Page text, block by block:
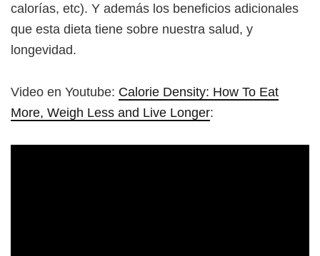
calorías, etc). Y además los beneficios adicionales
que esta dieta tiene sobre nuestra salud, y
longevidad.
Video en Youtube: Calorie Density: How To Eat
More, Weigh Less and Live Longer: